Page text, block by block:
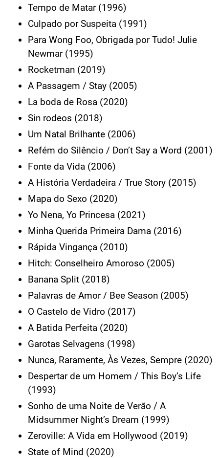
Tempo de Matar (1996)
Culpado por Suspeita (1991)
Para Wong Foo, Obrigada por Tudo! Julie
Newmar (1995)
Rocketman (2019)
A Passagem / Stay (2005)
La boda de Rosa (2020)
Sin rodeos (2018)
Um Natal Brilhante (2006)
Refém do Silêncio / Don’t Say a Word (2001)
Fonte da Vida (2006)
A História Verdadeira / True Story (2015)
Mapa do Sexo (2020)
Yo Nena, Yo Princesa (2021)
Minha Querida Primeira Dama (2016)
Rápida Vingança (2010)
Hitch: Conselheiro Amoroso (2005)
Banana Split (2018)
Palavras de Amor / Bee Season (2005)
O Castelo de Vidro (2017)
A Batida Perfeita (2020)
Garotas Selvagens (1998)
Nunca, Raramente, Às Vezes, Sempre (2020)
Despertar de um Homem / This Boy’s Life
(1993)
Sonho de uma Noite de Verão / A
Midsummer Night’s Dream (1999)
Zeroville: A Vida em Hollywood (2019)
State of Mind (2020)